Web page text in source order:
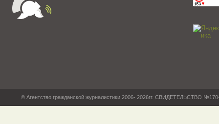
© Агентство гражданской журналистики 2006- 2026гг. СВИДЕТЕЛЬСТВО